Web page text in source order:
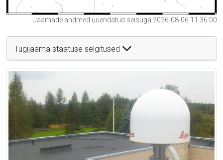
Jaamade andmed uuendatud seisuga 2026-08-06 11:36:00
Tugijaama staatuse selgitused